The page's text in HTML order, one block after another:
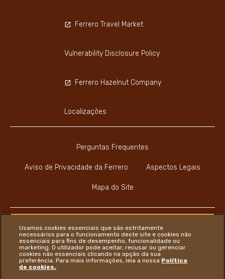
Perguntas Frequentes
Aviso de Privacidade da Ferrero Aspectos Legais
Mapa do Site
Ferrero Travel Market
Vulnerability Disclosure Policy
Ferrero Hazelnut Company
Localizações
Youtube Channel
Instagram
LinkedIn
Usamos cookies essenciais que são estritamente
necessários para o funcionamento deste site e cookies não
essenciais para fins de desempenho, funcionalidade ou
marketing. O utilizador pode aceitar, recusar ou gerenciar
cookies não essenciais clicando na opção da sua
preferência. Para mais informações, leia a nossa Política
de cookies.